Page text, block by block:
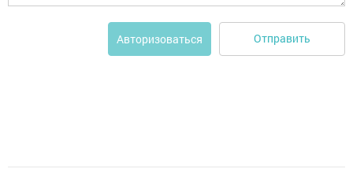
Авторизоваться Отправить